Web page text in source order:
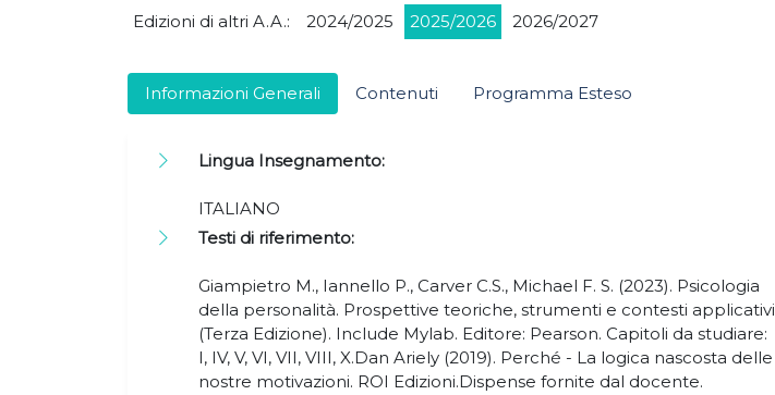
Edizioni di altri A.A.: 2024/2025 2025/2026 2026/2027
Informazioni Generali Contenuti Programma Esteso
Lingua Insegnamento:
ITALIANO
Testi di riferimento:
Giampietro M., Iannello P., Carver C.S., Michael F. S. (2023). Psicologia
della personalità. Prospettive teoriche, strumenti e contesti applicativi
(Terza Edizione). Include Mylab. Editore: Pearson. Capitoli da studiare:
I, IV, V, VI, VII, VIII, X.Dan Ariely (2019). Perché - La logica nascosta delle
nostre motivazioni. ROI Edizioni.Dispense fornite dal docente.